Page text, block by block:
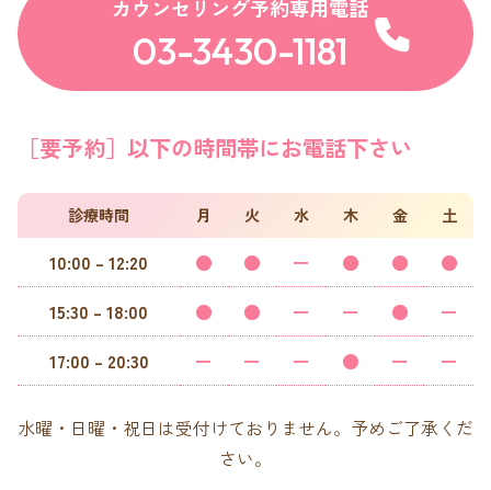
カウンセリング予約専用電話
03-3430-1181
［要予約］以下の時間帯にお電話下さい
診療時間 月 火 水 木 金 土
10:00 – 12:20 ● ● ー ● ●
●
15:30 – 18:00
● ● ー ー ●
ー
17:00 – 20:30
ー ー ー ● ー ー
水曜・日曜・祝日は受付けておりません。予めご了承くだ
さい。